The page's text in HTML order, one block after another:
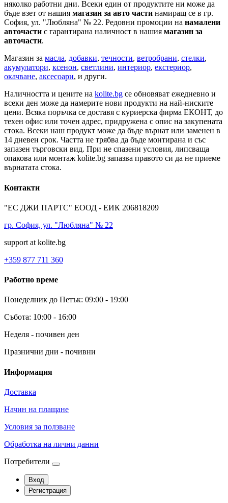
няколко работни дни. Всеки един от продуктите ни може да
бъде взет от нашия магазин за авто части намиращ се в гр.
София, ул. "Любляна" № 22. Редовни промоции на намалени
авточасти с гарантирана наличност в нашия магазин за
авточасти.
Магазин за масла, добавки, течности, ветробрани, стелки,
акумулатори, ксенон, светлини, интериор, екстериор,
окачване, аксесоари, и други.
Наличността и цените на kolite.bg се обновяват ежедневно и
всеки ден може да намерите нови продукти на най-ниските
цени. Всяка поръчка се доставя с куриерска фирма ЕКОНТ, до
техен офис или точен адрес, придружена с опис на закупената
стока. Всеки наш продукт може да бъде върнат или заменен в
14 дневен срок. Частта не трябва да бъде монтирана и със
запазен търговски вид. При не спазени условия, липсваща
опакова или монтаж kolite.bg запазва правото си да не приеме
върнатата стока.
Контакти
"ЕС ДЖИ ПАРТС" ЕООД - ЕИК 206818209
гр. София, ул. "Любляна" № 22
support at kolite.bg
+359 877 711 360
Работно време
Понеделник до Петък: 09:00 - 19:00
Събота: 10:00 - 16:00
Неделя - почивен ден
Празнични дни - почивни
Информация
Доставка
Начин на плащане
Условия за ползване
Обработка на лични данни
Потребители
Вход
Регистрация